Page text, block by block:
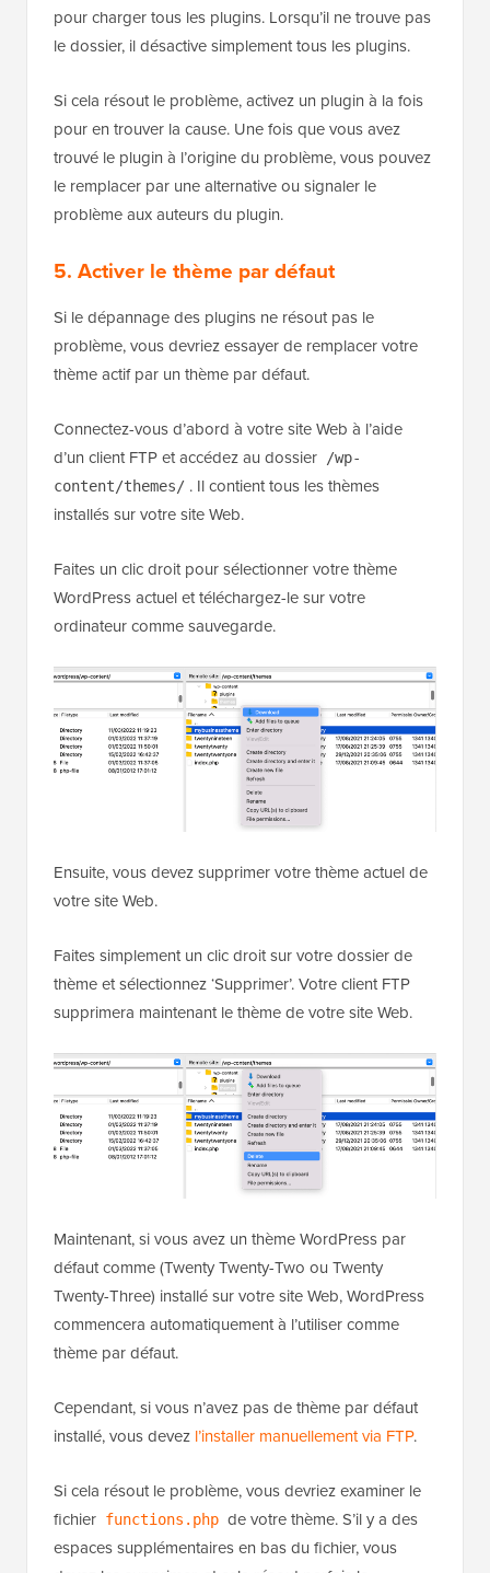
pour charger tous les plugins. Lorsqu’il ne trouve pas
le dossier, il désactive simplement tous les plugins.
Si cela résout le problème, activez un plugin à la fois
pour en trouver la cause. Une fois que vous avez
trouvé le plugin à l’origine du problème, vous pouvez
le remplacer par une alternative ou signaler le
problème aux auteurs du plugin.
5. Activer le thème par défaut
Si le dépannage des plugins ne résout pas le
problème, vous devriez essayer de remplacer votre
thème actif par un thème par défaut.
Connectez-vous d’abord à votre site Web à l’aide
d’un client FTP et accédez au dossier /wp-
content/themes/ . Il contient tous les thèmes
installés sur votre site Web.
Faites un clic droit pour sélectionner votre thème
WordPress actuel et téléchargez-le sur votre
ordinateur comme sauvegarde.
Ensuite, vous devez supprimer votre thème actuel de
votre site Web.
Faites simplement un clic droit sur votre dossier de
thème et sélectionnez ‘Supprimer’. Votre client FTP
supprimera maintenant le thème de votre site Web.
Maintenant, si vous avez un thème WordPress par
défaut comme (Twenty Twenty-Two ou Twenty
Twenty-Three) installé sur votre site Web, WordPress
commencera automatiquement à l’utiliser comme
thème par défaut.
Cependant, si vous n’avez pas de thème par défaut
installé, vous devez l’installer manuellement via FTP.
Si cela résout le problème, vous devriez examiner le
fichier functions.php de votre thème. S’il y a des
espaces supplémentaires en bas du fichier, vous